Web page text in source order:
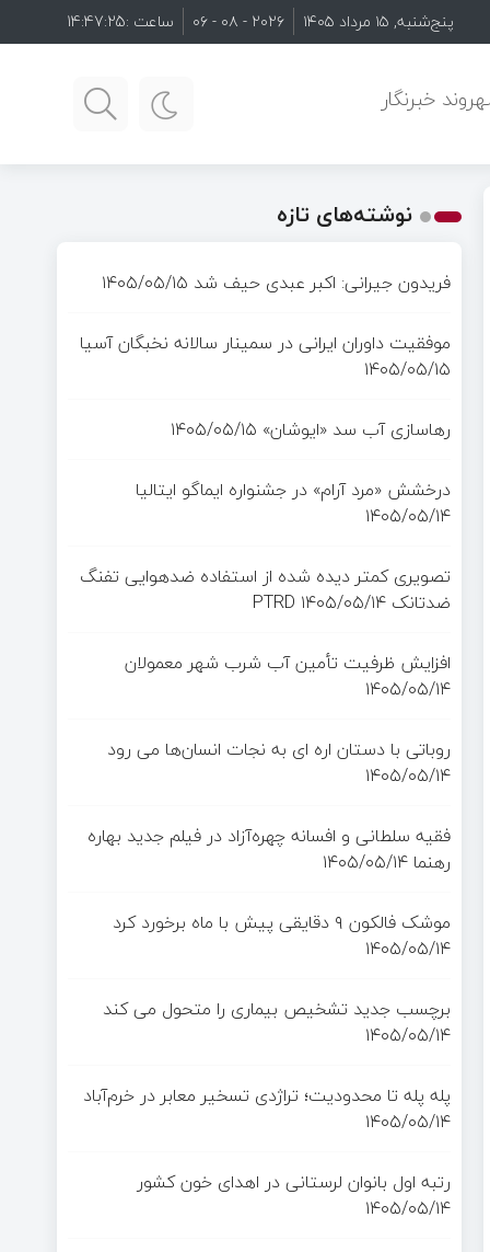
پنج‌شنبه, ۱۵ مرداد ۱۴۰۵ ۲۰۲۶ - ۰۸ - ۰۶ ساعت :14:47:26
خبرنگار
نوشته‌های تازه
فریدون جیرانی: اکبر عبدی حیف شد ۱۴۰۵/۰۵/۱۵
موفقیت داوران ایرانی در سمینار سالانه نخبگان آسیا
۱۴۰۵/۰۵/۱۵
رهاسازی آب سد «ایوشان» ۱۴۰۵/۰۵/۱۵
درخشش «مرد آرام» در جشنواره ایماگو ایتالیا
۱۴۰۵/۰۵/۱۴
تصویری کمتر دیده شده از استفاده ضدهوایی تفنگ
ضدتانک PTRD ۱۴۰۵/۰۵/۱۴
افزایش ظرفیت تأمین آب شرب شهر معمولان
۱۴۰۵/۰۵/۱۴
روباتی با دستان اره ای به نجات انسان‌ها می رود
۱۴۰۵/۰۵/۱۴
فقیه سلطانی و افسانه چهره‌آزاد در فیلم جدید بهاره
رهنما ۱۴۰۵/۰۵/۱۴
موشک فالکون ۹ دقایقی پیش با ماه برخورد کرد
۱۴۰۵/۰۵/۱۴
برچسب جدید تشخیص بیماری را متحول می کند
۱۴۰۵/۰۵/۱۴
پله پله تا محدودیت؛ تراژدی تسخیر معابر در خرم‌آباد
۱۴۰۵/۰۵/۱۴
رتبه اول بانوان لرستانی در اهدای خون کشور
۱۴۰۵/۰۵/۱۴